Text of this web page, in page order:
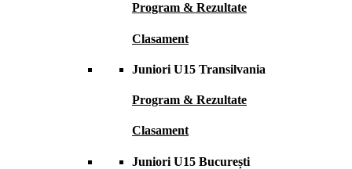
Program & Rezultate
Clasament
Juniori U15 Transilvania
Program & Rezultate
Clasament
Juniori U15 București